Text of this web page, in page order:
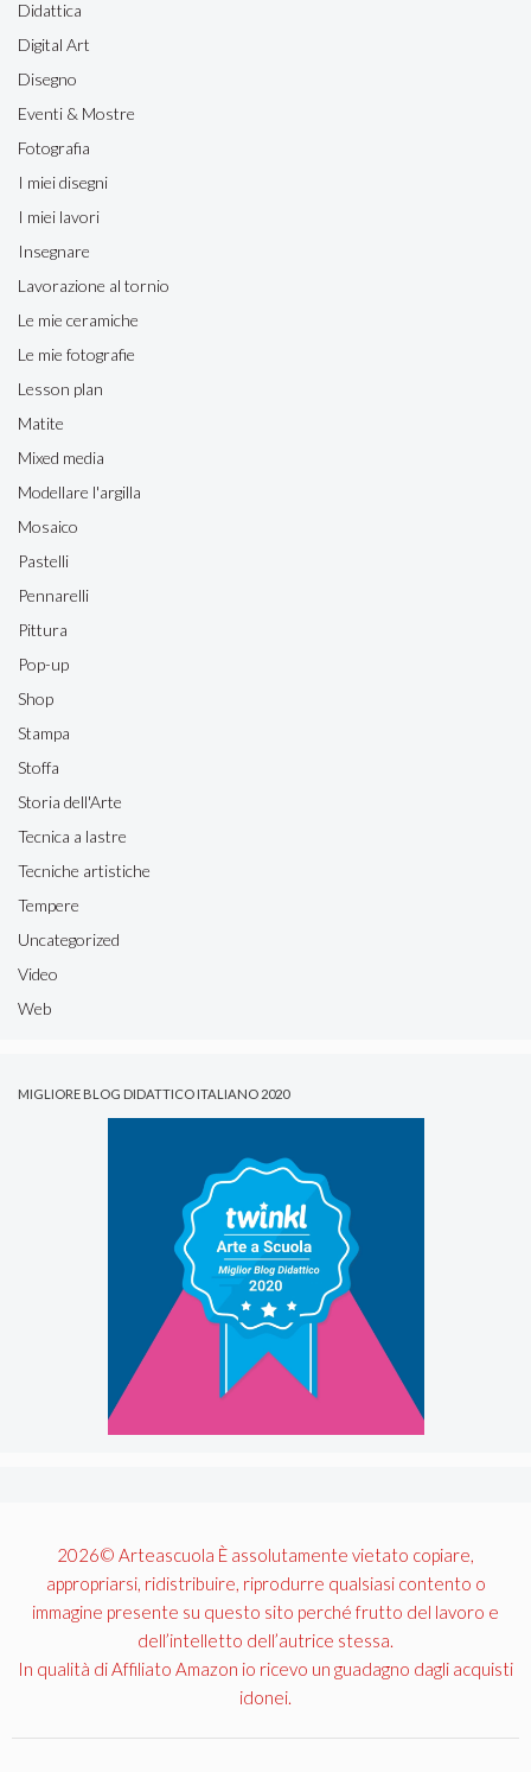
Didattica
Digital Art
Disegno
Eventi & Mostre
Fotografia
I miei disegni
I miei lavori
Insegnare
Lavorazione al tornio
Le mie ceramiche
Le mie fotografie
Lesson plan
Matite
Mixed media
Modellare l'argilla
Mosaico
Pastelli
Pennarelli
Pittura
Pop-up
Shop
Stampa
Stoffa
Storia dell'Arte
Tecnica a lastre
Tecniche artistiche
Tempere
Uncategorized
Video
Web
MIGLIORE BLOG DIDATTICO ITALIANO 2020
2026© Arteascuola È assolutamente vietato copiare,
appropriarsi, ridistribuire, riprodurre qualsiasi contento o
immagine presente su questo sito perché frutto del lavoro e
dell’intelletto dell’autrice stessa.
In qualità di Affiliato Amazon io ricevo un guadagno dagli acquisti
idonei.